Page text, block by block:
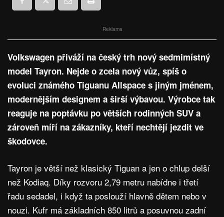
Reklama
Volkswagen přiváží na český trh nový sedmimístný
model Tayron. Nejde o zcela nový vůz, spíš o
evoluci známého Tiguanu Allspace s jiným jménem,
modernějším designem a širší výbavou. Výrobce tak
reaguje na poptávku po větších rodinných SUV a
zároveň míří na zákazníky, kteří nechtějí jezdit ve
škodovce.
Tayron je větší než klasický Tiguan a jen o chlup delší
než Kodiaq. Díky rozvoru 2,79 metru nabídne i třetí
řadu sedadel, i když ta poslouží hlavně dětem nebo v
nouzi. Kufr má základních 850 litrů a posuvnou zadní